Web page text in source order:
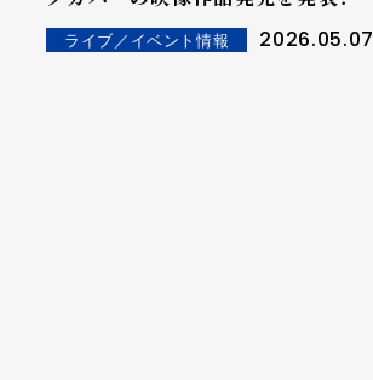
ライブ／イベント情報 2026.05.07